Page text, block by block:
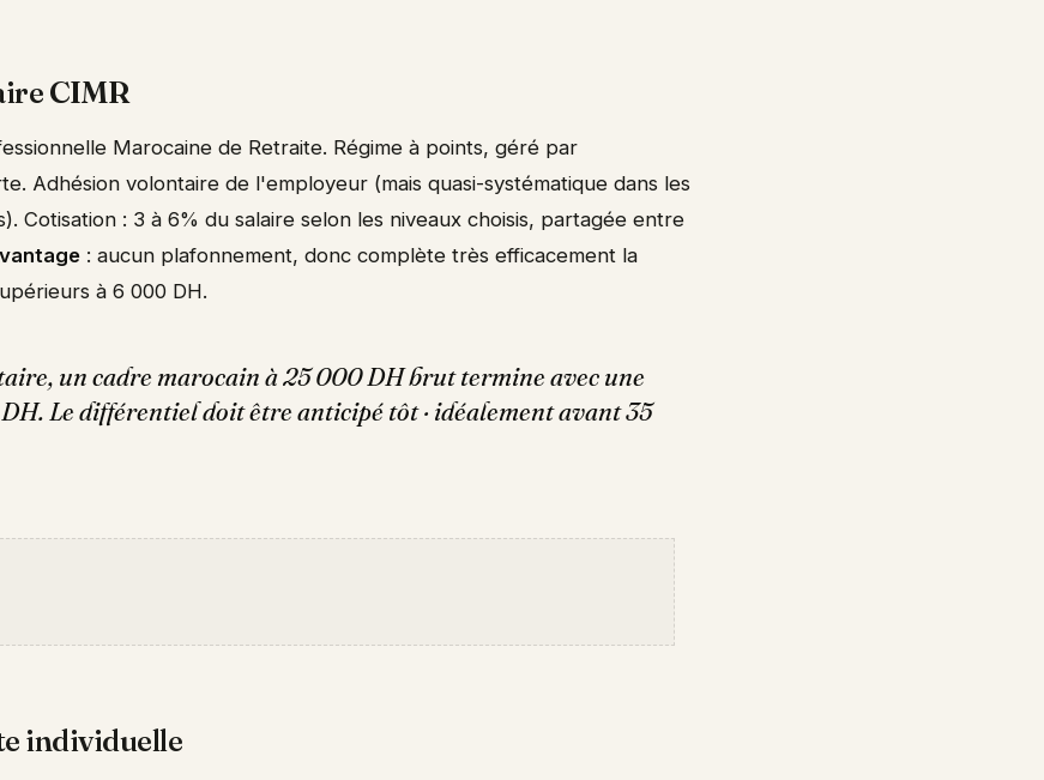
CIMR
Marocaine de Retraite. Régime à points, géré par
Adhésion volontaire de l'employeur (mais quasi-systématique dans les
Cotisation : 3 à 6% du salaire selon les niveaux choisis, partagée entre
: aucun plafonnement, donc complète très efficacement la
à 6 000 DH.
un cadre marocain à 25 000 DH brut termine avec une
Le différentiel doit être anticipé tôt · idéalement avant 35
individuelle